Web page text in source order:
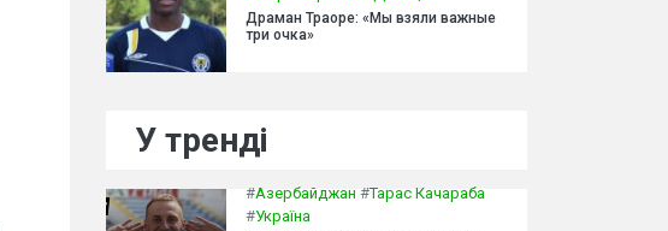
Драман Траоре: «Мы взяли важные
три очка»
У тренді
#Азербайджан #Тарас Качараба
#Україна